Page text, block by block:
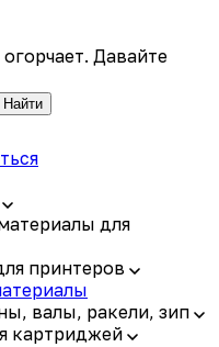
Давайте
Найти
для
принтеров
валы, ракели, зип
картриджей